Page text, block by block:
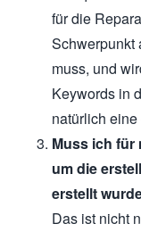
für die
Schwerpunkt
muss, und
Keywords in
natürlich
Muss ich für
um die
erstellt
Das ist nicht